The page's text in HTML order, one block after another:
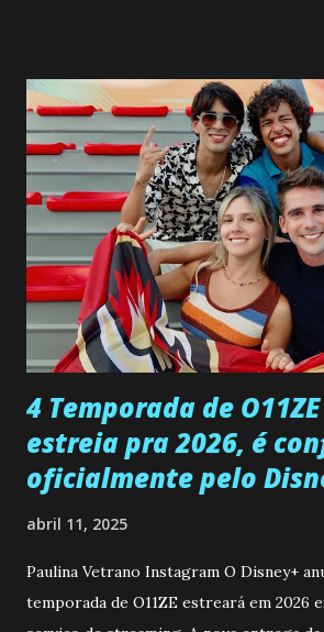
confessa a Gabriel que ele demonstrou
pessoa que ela tanto desejou durante
entra no quarto de Gabriel e imagina
encontro deles, quando conseguir
Paula sobre a suposta infidelidade de
Rogerio consegue se livrar de todas as
desaparecimento de Francisco,
ter sido vítima da fúria de Gabriel.
que a clínica inseminou por engano
...
4 Temporada de
estreia pra 2026, é
oficialmente pelo
abril 11, 2025
Paulina Vetrano Instagram O Disney+
temporada de O11ZE estreará em 2026